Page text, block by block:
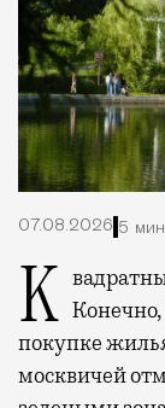
07.08.2026 5
Квадратные метры, планировки, вид из окон.
покупке
москвичей